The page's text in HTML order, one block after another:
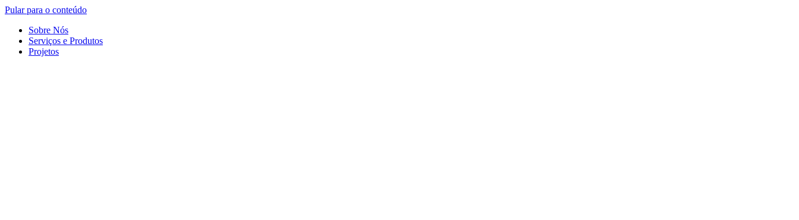
Pular para o conteúdo
Sobre Nós
Serviços e Produtos
Projetos